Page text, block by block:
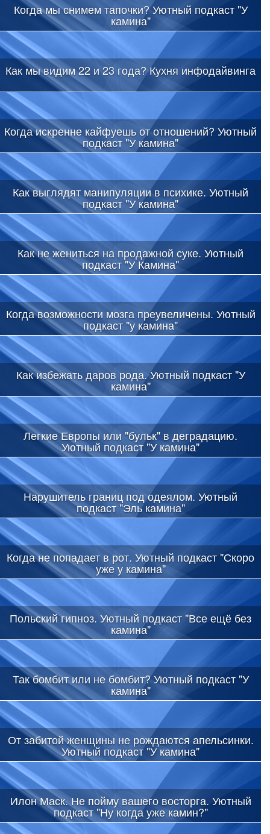
Когда мы снимем тапочки? Уютный подкаст "У
камина"
Как мы видим 22 и 23 года? Кухня инфодайвинга
Когда искренне кайфуешь от отношений? Уютный
подкаст "У камина"
Как выглядят манипуляции в психике. Уютный
подкаст "У камина"
Как не жениться на продажной суке. Уютный
подкаст "У Камина"
Когда возможности мозга преувеличены. Уютный
подкаст "у камина"
Как избежать даров рода. Уютный подкаст "У
камина"
Легкие Европы или "бульк" в деградацию.
Уютный подкаст "У камина"
Нарушитель границ под одеялом. Уютный
подкаст "Эль камина"
Когда не попадает в рот. Уютный подкаст "Скоро
уже у камина"
Польский гипноз. Уютный подкаст "Все ещё без
камина"
Так бомбит или не бомбит? Уютный подкаст "У
камина"
От забитой женщины не рождаются апельсинки.
Уютный подкаст "У камина"
Илон Маск. Не пойму вашего восторга. Уютный
подкаст "Ну когда уже камин?"